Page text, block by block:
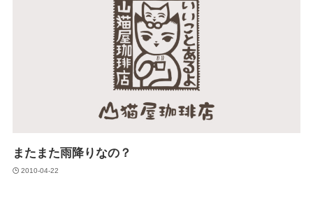
またまた雨降りなの？
2010-04-22